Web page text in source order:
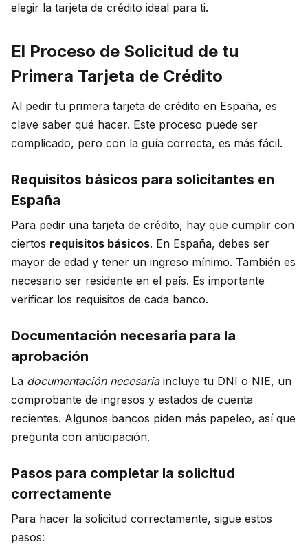
elegir la tarjeta de crédito ideal para ti.
El Proceso de Solicitud de tu
Primera Tarjeta de Crédito
Al pedir tu primera tarjeta de crédito en España, es
clave saber qué hacer. Este proceso puede ser
complicado, pero con la guía correcta, es más fácil.
Requisitos básicos para solicitantes en
España
Para pedir una tarjeta de crédito, hay que cumplir con
ciertos requisitos básicos. En España, debes ser
mayor de edad y tener un ingreso mínimo. También es
necesario ser residente en el país. Es importante
verificar los requisitos de cada banco.
Documentación necesaria para la
aprobación
La documentación necesariaincluye tu DNI o NIE, un
comprobante de ingresos y estados de cuenta
recientes. Algunos bancos piden más papeleo, así que
pregunta con anticipación.
Pasos para completar la solicitud
correctamente
Para hacer la solicitud correctamente, sigue estos
pasos: